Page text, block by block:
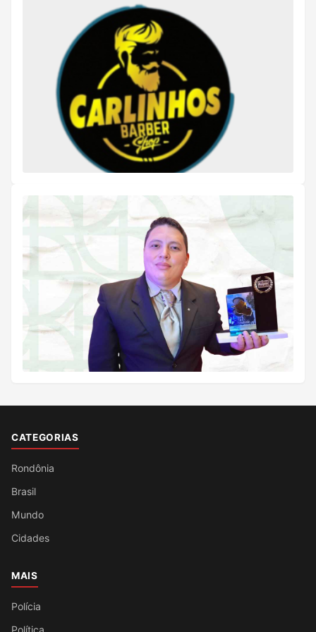
CATEGORIAS
Rondônia
Brasil
Mundo
Cidades
MAIS
Polícia
Política